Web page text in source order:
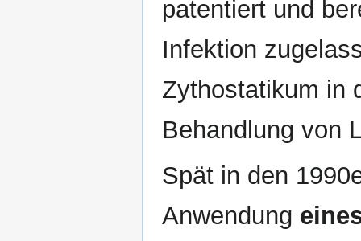
patentiert und
Infektion
Zythostatikum in
Behandlung von
Spät in den
Anwendung